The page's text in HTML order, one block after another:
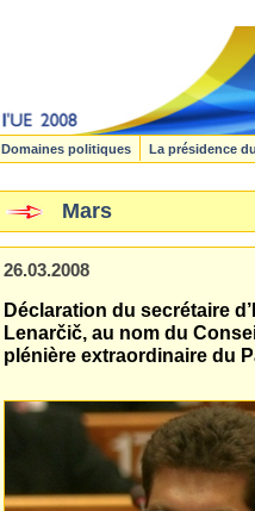
Domaines politiques La présidence
Mars
26.03.2008
Déclaration du secrétaire
Lenarčič, au nom du
plénière extraordinaire du